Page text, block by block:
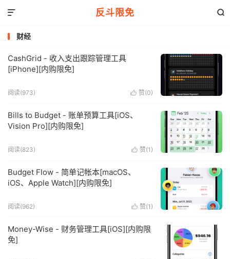
反斗限免 

财经
CashGrid - 收入支出跟踪管理工具
[iPhone][内购限免]
 赞(0)
阅读(973)
Bills to Budget - 账单预算工具[iOS、
Vision Pro][内购限免]
 赞(1 )
阅读(823)
Budget Flow - 简单记帐本[macOS、
iOS、Apple Watch][内购限免]
 赞(1 )
阅读(962)
Money-Wise - 财务管理工具[iOS][内购限
免]